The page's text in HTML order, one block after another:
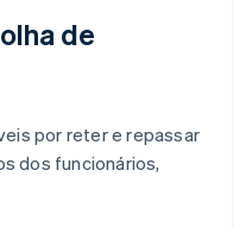
de
por reter e repassar
dos funcionários,